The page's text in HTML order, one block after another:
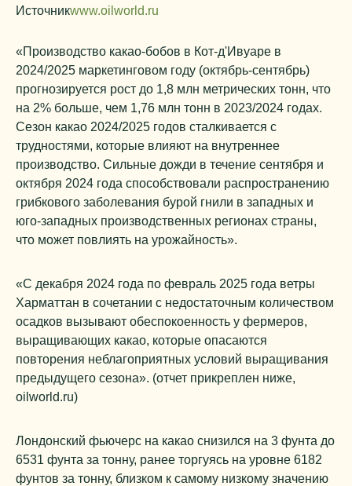
Источникwww.oilworld.ru
«Производство какао-бобов в Кот-д'Ивуаре в
2024/2025 маркетинговом году (октябрь-сентябрь)
прогнозируется рост до 1,8 млн метрических тонн, что
на 2% больше, чем 1,76 млн тонн в 2023/2024 годах.
Сезон какао 2024/2025 годов сталкивается с
трудностями, которые влияют на внутреннее
производство. Сильные дожди в течение сентября и
октября 2024 года способствовали распространению
грибкового заболевания бурой гнили в западных и
юго-западных производственных регионах страны,
что может повлиять на урожайность».
«С декабря 2024 года по февраль 2025 года ветры
Харматтан в сочетании с недостаточным количеством
осадков вызывают обеспокоенность у фермеров,
выращивающих какао, которые опасаются
повторения неблагоприятных условий выращивания
предыдущего сезона». (отчет прикреплен ниже,
oilworld.ru)
Лондонский фьючерс на какао снизился на 3 фунта до
6531 фунта за тонну, ранее торгуясь на уровне 6182
фунтов за тонну, близком к самому низкому значению